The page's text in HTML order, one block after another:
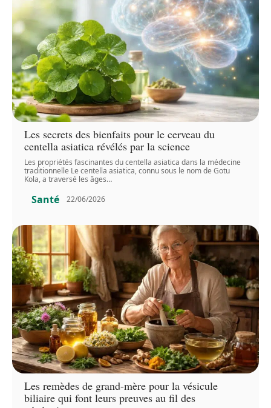
Les secrets des bienfaits pour le cerveau du
centella asiatica révélés par la science
Les propriétés fascinantes du centella asiatica dans la médecine
traditionnelle Le centella asiatica, connu sous le nom de Gotu
Kola, a traversé les âges…
Santé 22/06/2026
Les remèdes de grand-mère pour la vésicule
biliaire qui font leurs preuves au fil des